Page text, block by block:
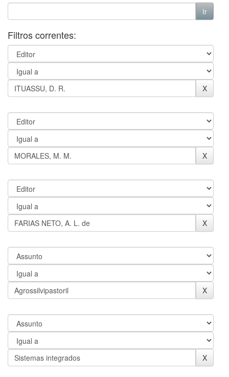
Filtros correntes: